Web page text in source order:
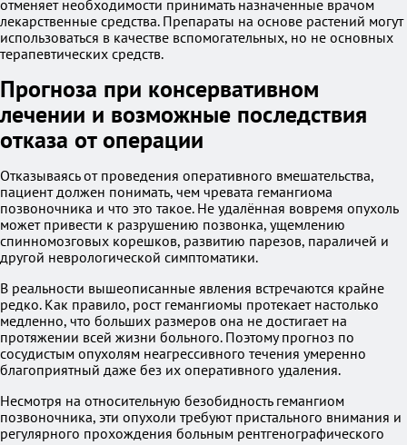
отменяет необходимости принимать назначенные врачом
лекарственные средства. Препараты на основе растений могут
использоваться в качестве вспомогательных, но не основных
терапевтических средств.
Прогноза при консервативном
лечении и возможные последствия
отказа от операции
Отказываясь от проведения оперативного вмешательства,
пациент должен понимать, чем чревата гемангиома
позвоночника и что это такое. Не удалённая вовремя опухоль
может привести к разрушению позвонка, ущемлению
спинномозговых корешков, развитию парезов, параличей и
другой неврологической симптоматики.
В реальности вышеописанные явления встречаются крайне
редко. Как правило, рост гемангиомы протекает настолько
медленно, что больших размеров она не достигает на
протяжении всей жизни больного. Поэтому прогноз по
сосудистым опухолям неагрессивного течения умеренно
благоприятный даже без их оперативного удаления.
Несмотря на относительную безобидность гемангиом
позвоночника, эти опухоли требуют пристального внимания и
регулярного прохождения больным рентгенографического